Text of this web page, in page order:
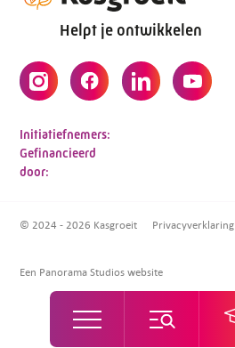
Helpt je ontwikkelen
Initiatiefnemers:
Gefinancieerd
door:
© 2024 - 2026 Kasgroeit Privacyverklaring
Een Panorama Studios website